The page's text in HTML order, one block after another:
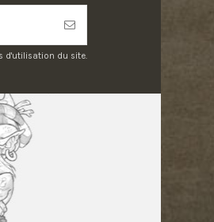
d'utilisation du site.